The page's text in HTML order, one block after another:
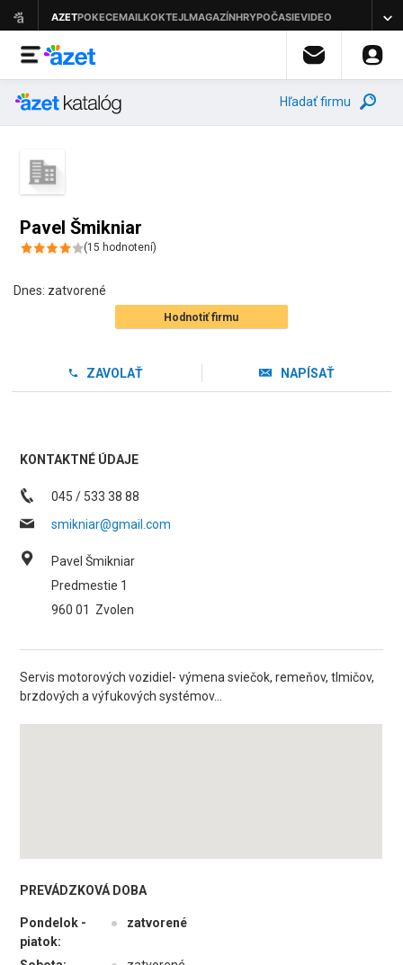
Hľadať firmu
Pavel Šmikniar
(15 hodnotení)
Dnes: zatvorené
Hodnotiť firmu
ZAVOLAŤ NAPÍSAŤ
KONTAKTNÉ ÚDAJE
045 / 533 38 88
smikniar@gmail.com
Pavel Šmikniar
Predmestie 1
960 01
Zvolen
Servis motorových vozidiel- výmena sviečok, remeňov, tlmičov,
brzdových a výfukových systémov...
PREVÁDZKOVÁ DOBA
Pondelok -
piatok:
● zatvorené